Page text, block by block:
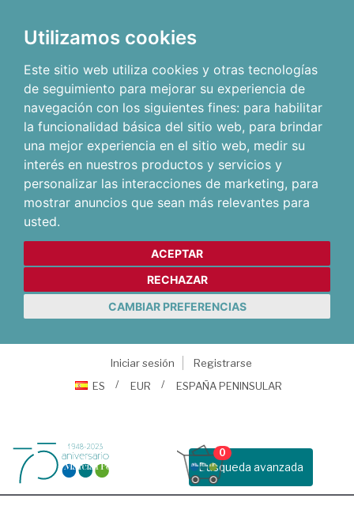
Utilizamos cookies
Este sitio web utiliza cookies y otras tecnologías
de seguimiento para mejorar su experiencia de
navegación con los siguientes fines: para habilitar
la funcionalidad básica del sitio web, para brindar
una mejor experiencia en el sitio web, medir su
interés en nuestros productos y servicios y
personalizar las interacciones de marketing, para
mostrar anuncios que sean más relevantes para
usted.
ACEPTAR
RECHAZAR
CAMBIAR PREFERENCIAS
Iniciar sesión
Registrarse
ES
EUR ESPAÑA PENINSULAR
Busqueda avanzada
0